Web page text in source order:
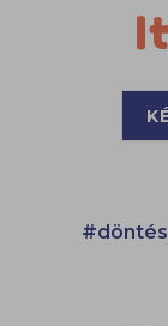
#döntés